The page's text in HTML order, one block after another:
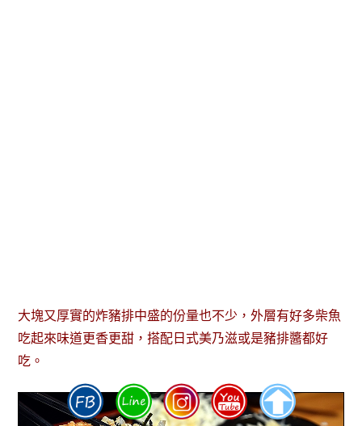
大塊又厚實的炸豬排中盛的份量也不少，外層有好多柴魚
吃起來味道更香更甜，搭配日式美乃滋或是豬排醬都好
吃。